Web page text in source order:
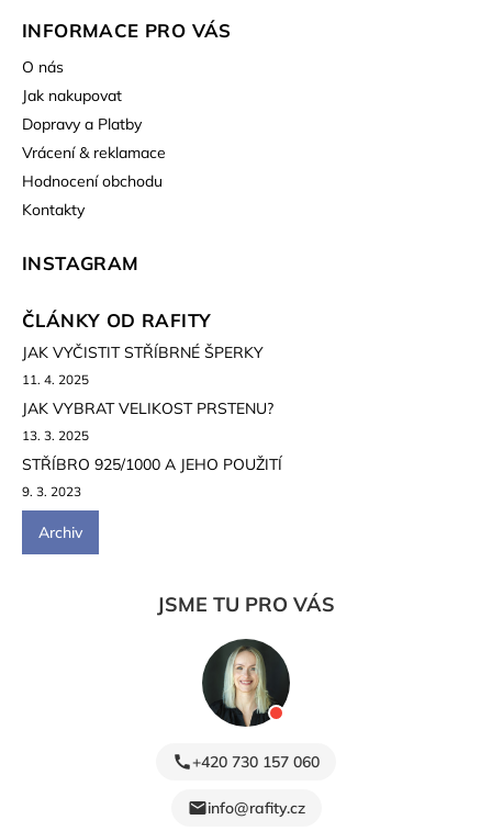
INFORMACE PRO VÁS
O nás
Jak nakupovat
Dopravy a Platby
Vrácení & reklamace
Hodnocení obchodu
Kontakty
INSTAGRAM
ČLÁNKY OD RAFITY
JAK VYČISTIT STŘÍBRNÉ ŠPERKY
11. 4. 2025
JAK VYBRAT VELIKOST PRSTENU?
13. 3. 2025
STŘÍBRO 925/1000 A JEHO POUŽITÍ
9. 3. 2023
Archiv
JSME TU PRO VÁS
+420 730 157 060
info@rafity.cz